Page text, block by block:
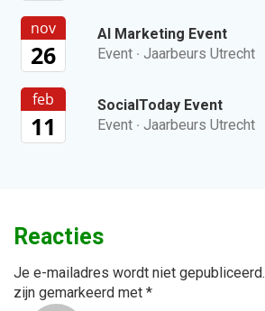
nov
26
AI Marketing Event
Event · Jaarbeurs Utrecht
feb
11
SocialToday Event
Event · Jaarbeurs Utrecht
Reacties
Je e-mailadres wordt niet gepubliceerd.
zijn gemarkeerd met *